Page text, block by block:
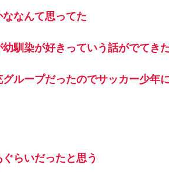
なんて思ってた
馴染が好きっていう話がでてき
ループだったのでサッカー少年
らいだったと思う